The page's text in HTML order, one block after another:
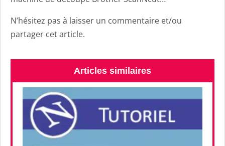
N’hésitez pas à laisser un commentaire et/ou
partager cet article.
Articles similaires